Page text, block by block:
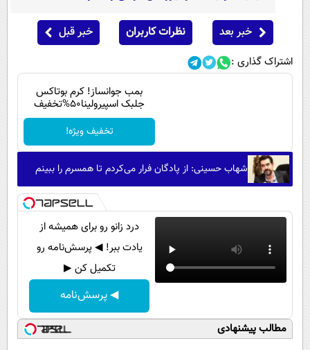
خبر بعد نظرات کاربران خبر قبل
اشتراک گذاری :
بمب جوانساز! کرم بوتاکس
جلبک اسپیرولینا50%تخفیف
تخفیف ویژه!
شهاب حسینی: از پادگان فرار می‌کردم تا همسرم را ببینم
درد زانو رو برای همیشه از
یادت ببر! ◀ پرسش‌نامه رو
تکمیل کن ▶
◀ پرسش‌نامه
مطالب پیشنهادی